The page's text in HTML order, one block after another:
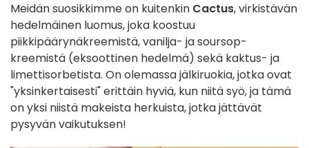
Meidän suosikkimme on kuitenkin Cactus, virkistävän
hedelmäinen luomus, joka koostuu
piikkipäärynäkreemistä, vanilja- ja soursop-
kreemistä (eksoottinen hedelmä) sekä kaktus- ja
limettisorbetista. On olemassa jälkiruokia, jotka ovat
"yksinkertaisesti" erittäin hyviä, kun niitä syö, ja tämä
on yksi niistä makeista herkuista, jotka jättävät
pysyvän vaikutuksen!